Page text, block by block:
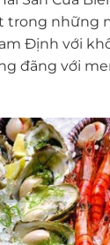
trong những
Định với
đãng với